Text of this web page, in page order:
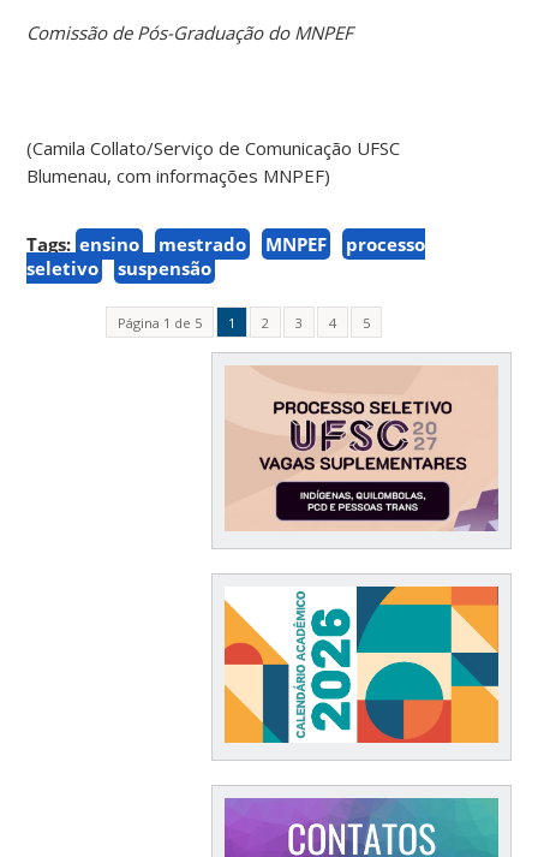
Comissão de Pós-Graduação do MNPEF
(Camila Collato/Serviço de Comunicação UFSC
Blumenau, com informações MNPEF)
Tags: ensino mestrado MNPEF
processo
seletivo
suspensão
Página 1 de 5 1 2 3 4 5